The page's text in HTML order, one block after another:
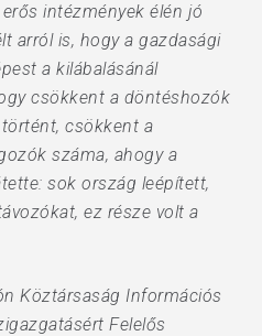
intézmények élén jó
arról is, hogy a gazdasági
a kilábalásánál
csökkent a döntéshozók
csökkent a
száma, ahogy a
sok ország leépített,
ez része volt a
Köztársaság Információs
Felelős